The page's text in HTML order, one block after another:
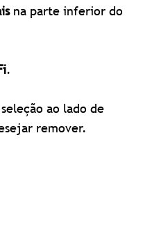
na parte inferior do
.
ao lado de
remover.